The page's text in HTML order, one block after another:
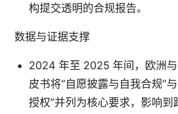
构提交透明的合规报告。
数据与证据支撑
2024 年至 2025 年间，欧洲
皮书将“自愿披露与自我合规”
授权”并列为核心要求，影响到